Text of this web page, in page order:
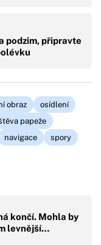
podzim, připravte
obraz
osídlení
papeže
navigace spory
končí. Mohla by
levnější…